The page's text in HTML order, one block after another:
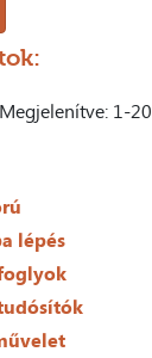
1-20
lépés